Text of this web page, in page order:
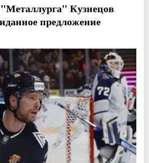
Кузнецов
предложение